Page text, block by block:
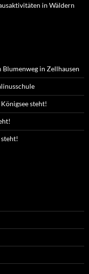
in Wäldern
in Zellhausen
steht!